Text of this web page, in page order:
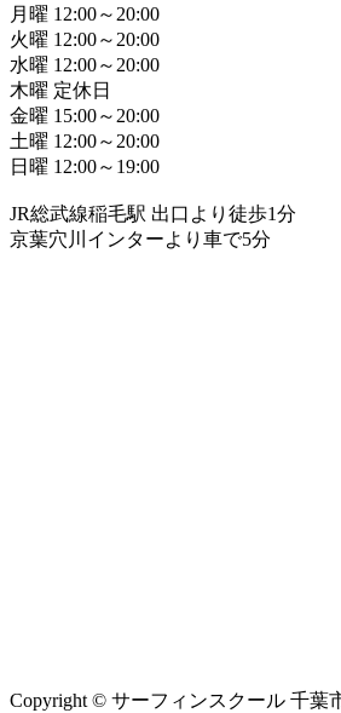
月曜 12:00～20:00
火曜 12:00～20:00
水曜 12:00～20:00
木曜 定休日
金曜 15:00～20:00
土曜 12:00～20:00
日曜 12:00～19:00
JR総武線稲毛駅 出口より徒歩1分
京葉穴川インターより車で5分
Copyright © サーフィンスクール 千葉